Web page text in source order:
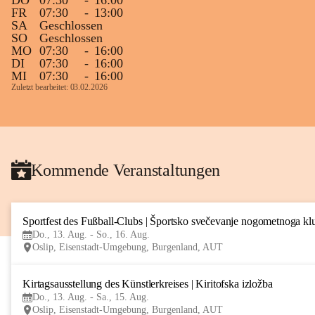
FR
07:30 - 13:00
SA
Geschlossen
SO
Geschlossen
MO 07:30 - 16:00
DI
07:30 - 16:00
MI
07:30 - 16:00
Zuletzt bearbeitet: 03.02.2026
Kommende Veranstaltungen
Sportfest des Fußball-Clubs | Športsko svečevanje nogometnoga
Do., 13. Aug. - So., 16. Aug.
Oslip, Eisenstadt-Umgebung, Burgenland, AUT
Kirtagsausstellung des Künstlerkreises | Kiritofska izložba
Do., 13. Aug. - Sa., 15. Aug.
Oslip, Eisenstadt-Umgebung, Burgenland, AUT